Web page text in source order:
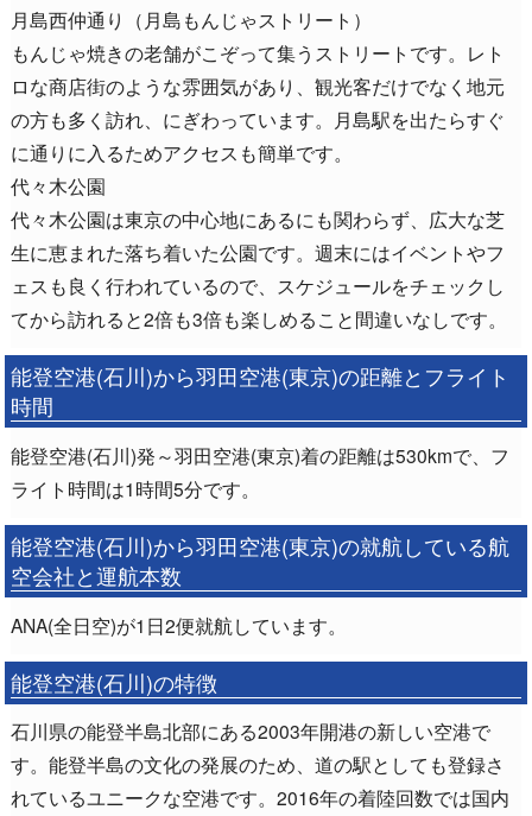
月島西仲通り（月島もんじゃストリート）
もんじゃ焼きの老舗がこぞって集うストリートです。レト
ロな商店街のような雰囲気があり、観光客だけでなく地元
の方も多く訪れ、にぎわっています。月島駅を出たらすぐ
に通りに入るためアクセスも簡単です。
代々木公園
代々木公園は東京の中心地にあるにも関わらず、広大な芝
生に恵まれた落ち着いた公園です。週末にはイベントやフ
ェスも良く行われているので、スケジュールをチェックし
てから訪れると2倍も3倍も楽しめること間違いなしです。
能登空港(石川)から羽田空港(東京)の距離とフライト
時間
能登空港(石川)発～羽田空港(東京)着の距離は530kmで、フ
ライト時間は1時間5分です。
能登空港(石川)から羽田空港(東京)の就航している航
空会社と運航本数
ANA(全日空)が1日2便就航しています。
能登空港(石川)の特徴
石川県の能登半島北部にある2003年開港の新しい空港で
す。能登半島の文化の発展のため、道の駅としても登録さ
れているユニークな空港です。2016年の着陸回数では国内